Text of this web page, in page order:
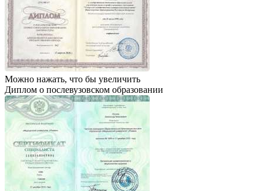
Можно нажать, что бы увеличить
Диплом о послевузовском образовании